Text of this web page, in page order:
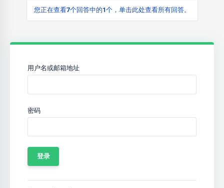
您正在查看7个回答中的1个，单击此处查看所有回答。
用户名或邮箱地址
密码